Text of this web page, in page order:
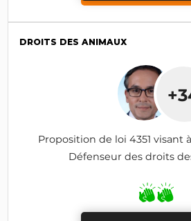
DROITS DES ANIMAUX
Proposition de loi 4351 visant
Défenseur des droits